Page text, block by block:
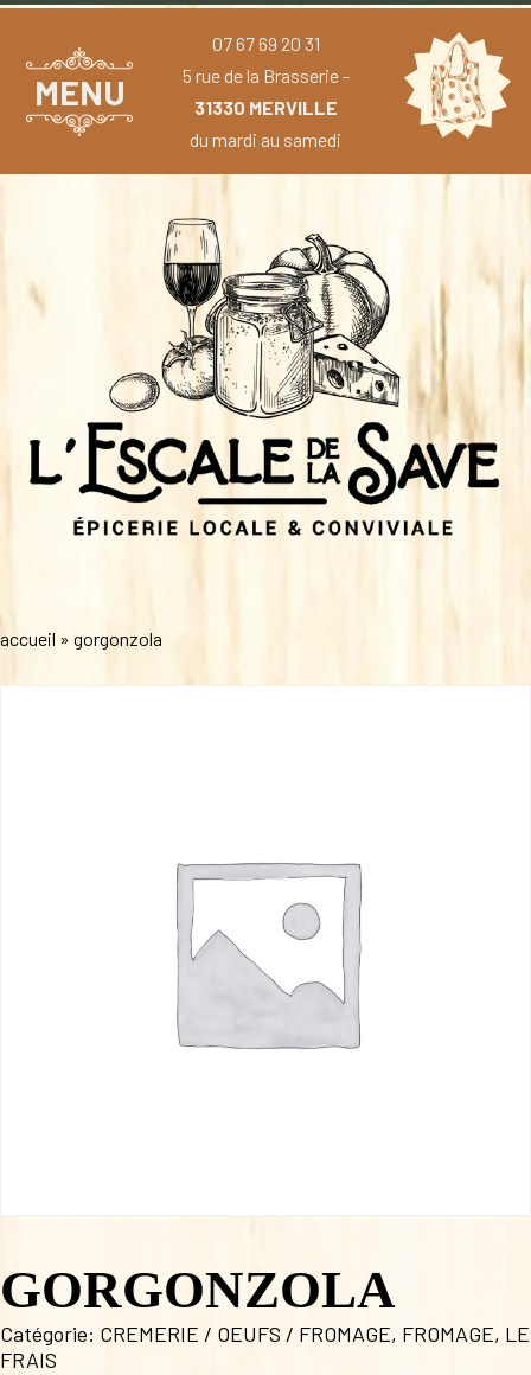
MENU
07 67 69 20 31
5 rue de la Brasserie -
31330 MERVILLE
du mardi au samedi
accueil » gorgonzola
GORGONZOLA
Catégorie: CREMERIE / OEUFS / FROMAGE, FROMAGE, LE
FRAIS